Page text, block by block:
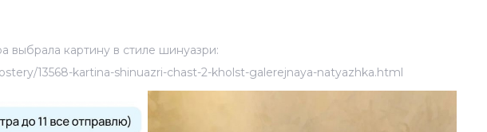
выбрала картину в стиле шинуазри:
13568-kartina-shinuazri-chast-2-kholst-galerejnaya-natyazhka.html